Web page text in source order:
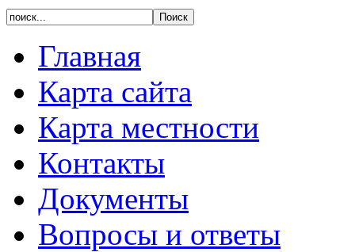
Главная
Карта сайта
Карта местности
Контакты
Документы
Вопросы и ответы